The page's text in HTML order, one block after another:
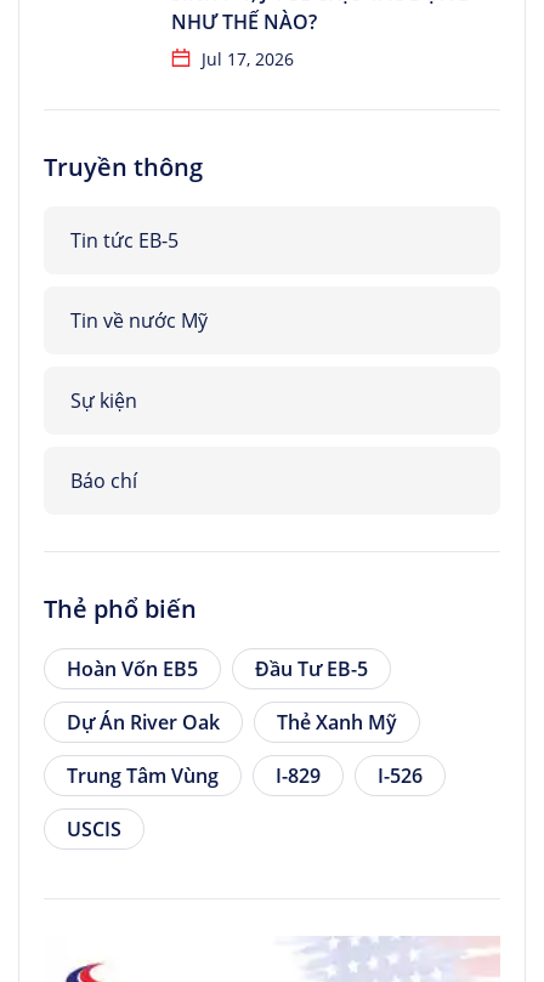
NHƯ THẾ NÀO?
Jul 17, 2026
Truyền thông
Tin tức EB-5
Tin về nước Mỹ
Sự kiện
Báo chí
Thẻ phổ biến
Hoàn Vốn EB5
Đầu Tư EB-5
Dự Án River Oak
Thẻ Xanh Mỹ
Trung Tâm Vùng
I-829
I-526
USCIS